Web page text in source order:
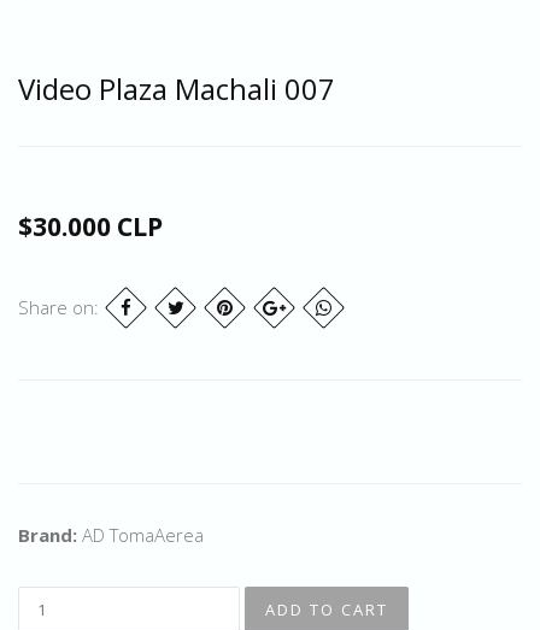
Video Plaza Machali 007
$30.000 CLP
Share on:
Brand: AD TomaAerea